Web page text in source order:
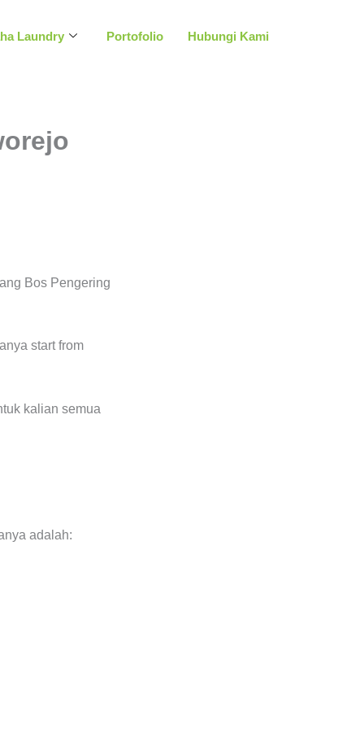
Laundry Portofolio Hubungi Kami
Bos Pengering
start from
kalian semua
adalah: